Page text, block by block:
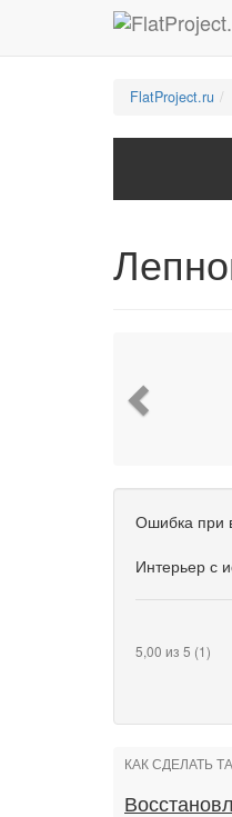
FlatProject.ru
Ошибка при
Интерьер с
5,00 из 5 (1)
КАК СДЕЛАТЬ